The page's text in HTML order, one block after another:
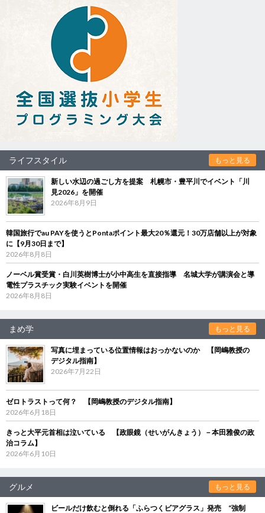
ライフスタイル もっと見る
新しい水辺の過ごし方を提案 札幌市・豊平川でイベント「川
見2026」を開催
2026年8月9日
韓国旅行でau PAYを使うとPontaポイント最大20％還元！30万店舗以上が対象
に【9月30日まで】
2026年8月8日
ノーベル賞受賞・白川英樹博士が小中高生を直接指導 名城大学が講演会と導
電性プラスチック実験イベントを開催
2026年8月8日
まめ学 もっと見る
写真に埋まっている位置情報はおっかないのか 【岡嶋教授の
デジタル指南】
2026年7月22日
ゼロトラストって何？ 【岡嶋教授のデジタル指南】
2026年6月18日
きっと大平元首相は泣いている 【政眼鏡（せいがんきょう）－本田雅俊の政
治コラム】
2026年6月10日
グルメ もっと見る
ビールだけ飲むと倒れる「ふらつくビアグラス」発売 “強制